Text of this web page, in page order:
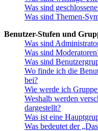
Was sind
Was sind Themen-
Benutzer-Stufen und
Was sind
Was sind
Was sind
Wo finde ich die
bei?
Wie werde ich
Weshalb werden
dargestellt?
Was ist eine
Was bedeutet der